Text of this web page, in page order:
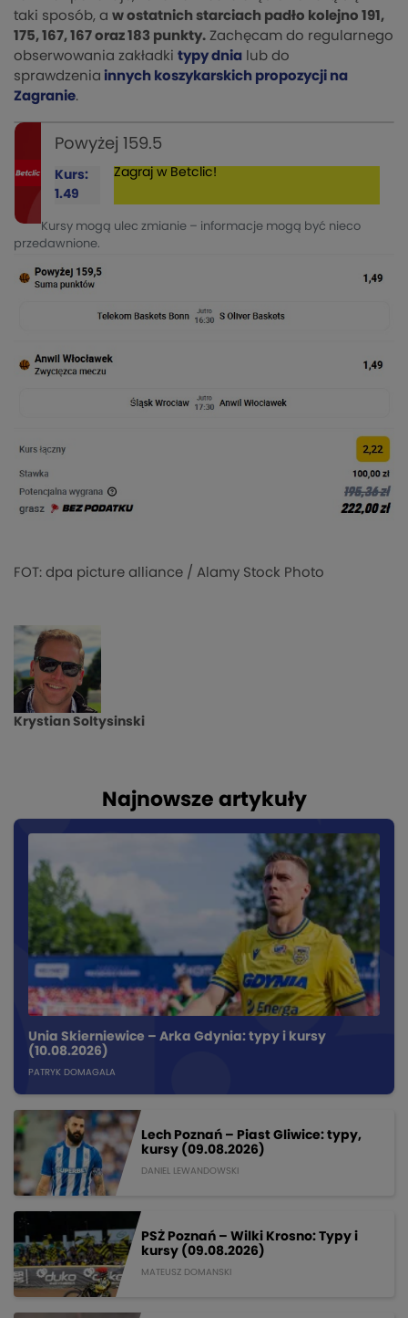
taki sposób, a w ostatnich starciach padło kolejno 191,
175, 167, 167 oraz 183 punkty. Zachęcam do regularnego
obserwowania zakładki typy dnia lub do
sprawdzenia innych koszykarskich propozycji na
Zagranie.
Powyżej 159.5
Kurs:
1.49
Zagraj w Betclic!
Kursy mogą ulec zmianie – informacje mogą być nieco
przedawnione.
FOT: dpa picture alliance / Alamy Stock Photo
Krystian Soltysinski
Najnowsze artykuły
Unia Skierniewice – Arka Gdynia: typy i kursy
(10.08.2026)
PATRYK DOMAGALA
Lech Poznań – Piast Gliwice: typy,
kursy (09.08.2026)
DANIEL LEWANDOWSKI
PSŻ Poznań – Wilki Krosno: Typy i
kursy (09.08.2026)
MATEUSZ DOMANSKI